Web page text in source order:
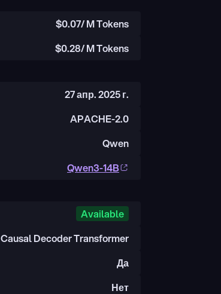
$0.07/ M Tokens
$0.28/ M Tokens
27 апр. 2025 г.
APACHE-2.0
Qwen
Qwen3-14B
Available
Causal Decoder Transformer
Да
Нет